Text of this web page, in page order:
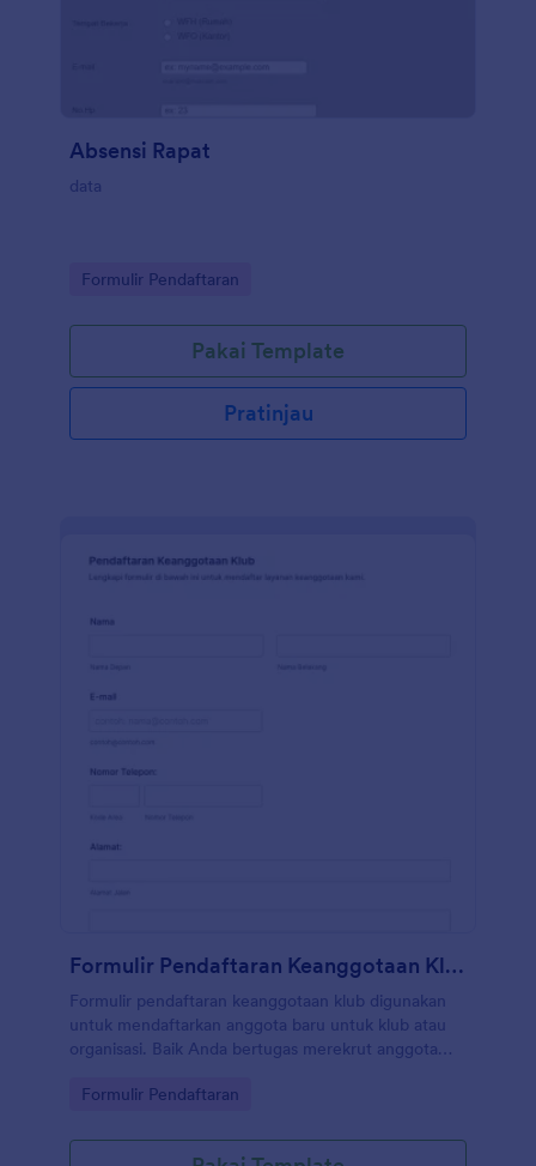
Absensi Rapat
data
Go to Category:
Formulir Pendaftaran
Pakai Template
Pratinjau
Formulir Pendaftaran Keanggotaan Klub
Formulir pendaftaran keanggotaan klub digunakan
untuk mendaftarkan anggota baru untuk klub atau
organisasi. Baik Anda bertugas merekrut anggota
olahraga, atau klub improvisasi, Formulir Pendaftaran
mempercepat proses pendaftaran dan memudahkan
Go to Category:
Formulir Pendaftaran